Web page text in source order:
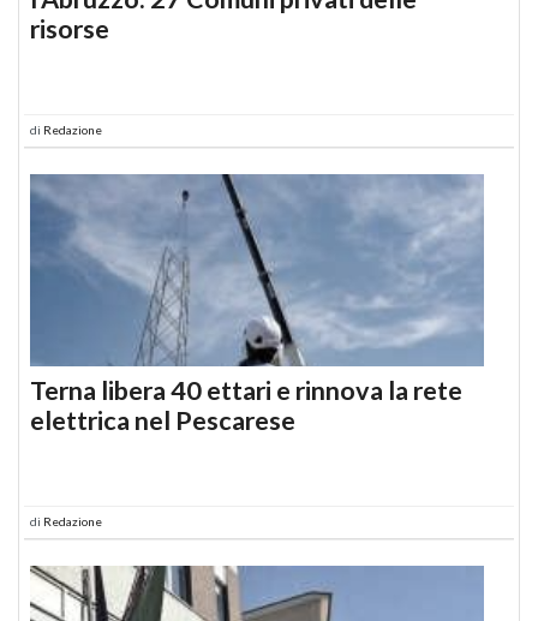
risorse
di Redazione
Terna libera 40 ettari e rinnova la rete
elettrica nel Pescarese
di Redazione